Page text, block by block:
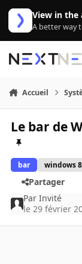
Aller au contenu
View in the
A better way
Accueil
Le bar de
bar windows 8
Partager
ParInvité
le 29 février